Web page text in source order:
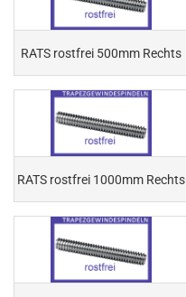
RATS rostfrei 500mm Rechts
RATS rostfrei 1000mm Rechts